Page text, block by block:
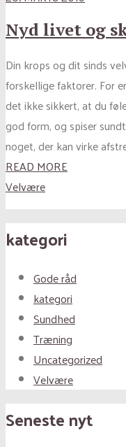
Nyd livet og
Din krops og dit sinds
forskellige faktorer. For
det ikke sikkert, at du
god form, og spiser
noget, der kan virke
READ MORE
Velvære
kategori
Gode råd
kategori
Sundhed
Træning
Uncategorized
Velvære
Seneste nyt